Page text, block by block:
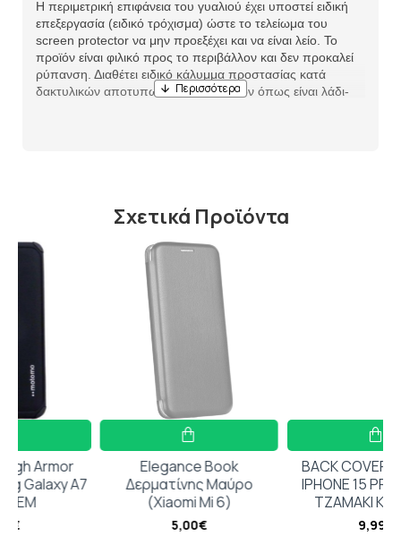
Η περιμετρική επιφάνεια του γυαλιού έχει υποστεί ειδική
επεξεργασία (ειδικό τρόχισμα) ώστε το τελείωμα του
screen protector να μην προεξέχει και να είναι λείο. Το
προϊόν είναι φιλικό προς το περιβάλλον και δεν προκαλεί
ρύπανση. Διαθέτει ειδικό κάλυμμα προστασίας κατά
δακτυλικών αποτυπωμάτων και υγρών όπως είναι λάδι-
Σχετικά Προϊόντα
A7
Elegance Book
Δερματίνης Μαύρο
(Xiaomi Mi 6)
BACK COVER ΔΙΑΦΑΝΟ
IPHONE 15 PRO + ΔΩΡΟ
ΤΖΑΜΑΚΙ ΚΑΜΕΡΑΣ